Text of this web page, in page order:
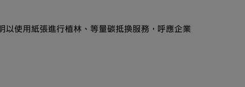
以使用紙張進行植林、等量碳抵換服務，呼應企業